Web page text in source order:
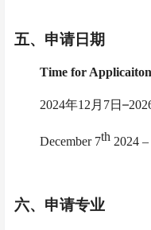
五、申请日期
Time for
2024年12 月 7日 –
December 7th 2024 –
六、申请专业